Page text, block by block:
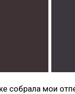
собрала мои